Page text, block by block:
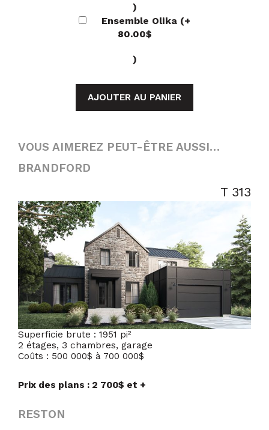
)
Ensemble Olika (+
80.00$
)
AJOUTER AU PANIER
VOUS AIMEREZ PEUT-ÊTRE AUSSI…
BRANDFORD
T 313
Superficie brute : 1951 pi²
2 étages, 3 chambres, garage
Coûts : 500 000$ à 700 000$
Prix des plans : 2 700$ et +
RESTON